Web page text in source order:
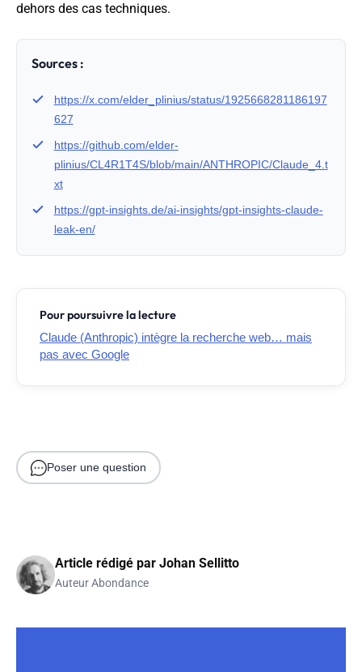
dehors des cas techniques.
Sources :
https://x.com/elder_plinius/status/1925668281186197
627
https://github.com/elder-
plinius/CL4R1T4S/blob/main/ANTHROPIC/Claude_4.t
xt
https://gpt-insights.de/ai-insights/gpt-insights-claude-
leak-en/
Pour poursuivre la lecture
Claude (Anthropic) intègre la recherche web… mais
pas avec Google
Poser une question
Article rédigé par Johan Sellitto
Auteur Abondance